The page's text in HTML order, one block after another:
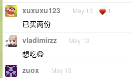
xuxuxu123 May 13 1
已买两份
vladimirzz May 13
想吃😋
zuox May 13